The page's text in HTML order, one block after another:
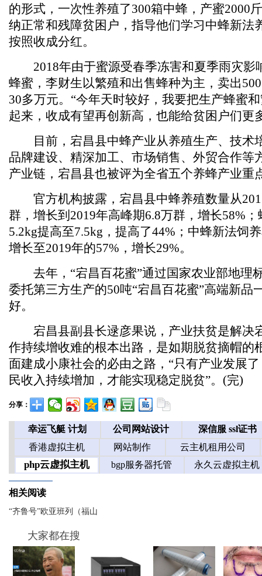
的形式，一次性养殖了300箱中蜂，产蜜2000
纳正常和残障贫困户，指导他们学习中蜂新法
按照收成分红。
2018年由于蜜源受春季冻害和夏季雨灾影
蜂蜜，李财生以繁殖和出售蜂种为主，卖出
30多万元。“今年天时较好，我要把生产蜂蜜
起来，收成有望再创新高，也能给贫困户们更
目前，宕昌县中蜂产业从养殖生产、技术
品牌建设、精深加工、市场销售、外贸合作等
产业链，宕昌县也被评为全省五个养蜂产业重
官方机构披露，宕昌县中蜂养殖数量从
群，增长到2019年高峰期6.8万群，增长58%
5.2kg提高至7.5kg，提高了44%；中蜂新法饲
增长至2019年的57%，增长29%。
去年，“宕昌百花蜜”通过国家农业部地理
委托第三方生产的50吨“宕昌百花蜜”高端新品
好。
宕昌县副县长逯彦果说，产业扶贫是解决
作持续增收难的根本出路，是如期脱贫摘帽的
面建成小康社会的必由之路，“只有产业发展
民收入持续增加，才能实现稳定脱贫”。(完)
分享：
相关阅读
“齐鲁号”欧亚班列（福山